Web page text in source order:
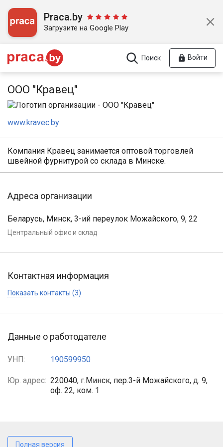
Praca.by
Загрузите на Google Play
Поиск Войти
ООО "Кравец"
www.kravec.by
Компания Кравец занимается оптовой торговлей
швейной фурнитурой со склада в Минске.
Адреса организации
Беларусь, Минск, 3-ий переулок Можайского, 9, 22
Центральный офис и склад
Контактная информация
Показать контакты (3)
Данные о работодателе
УНП: 190599950
Юр. адрес: 220040, г.Минск, пер.3-й Можайского, д. 9,
оф. 22, ком. 1
Полная версия